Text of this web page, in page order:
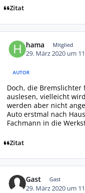
Zitat
hama Mitglied
29. März 2020 um
AUTOR
Doch, die
auslesen, vielleicht
werden aber nicht
Auto erstmal nach
Fachmann in die
Zitat
Gast Gast
29. März 2020 um